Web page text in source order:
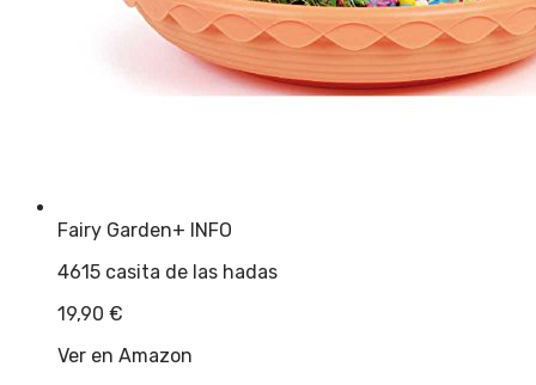
Fairy Garden+ INFO
4615 casita de las hadas
19,90 €
Ver en Amazon